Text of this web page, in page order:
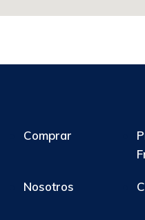
Comprar
Nosotros